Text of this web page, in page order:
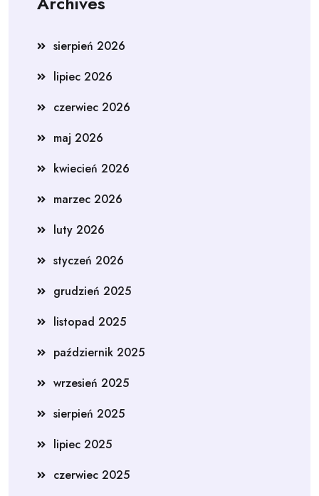
sierpień 2026
lipiec 2026
czerwiec 2026
maj 2026
kwiecień 2026
marzec 2026
luty 2026
styczeń 2026
grudzień 2025
listopad 2025
październik 2025
wrzesień 2025
sierpień 2025
lipiec 2025
czerwiec 2025